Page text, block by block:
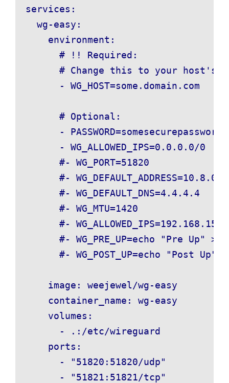
services:
wg-easy:
environment:
# !! Required:
# Change this to your host's
- WG_HOST=some.domain.com
# Optional:
- PASSWORD=somesecurepassword
- WG_ALLOWED_IPS=0.0.0.0/0
#- WG_PORT=51820
#- WG_DEFAULT_ADDRESS=10.8.0.x
#- WG_DEFAULT_DNS=4.4.4.4
#- WG_MTU=1420
#-
#- WG_PRE_UP=echo "Pre Up" >
#- WG_POST_UP=echo "Post
image: weejewel/wg-easy
container_name: wg-easy
volumes:
- .:/etc/wireguard
ports:
- "51820:51820/udp"
- "51821:51821/tcp"